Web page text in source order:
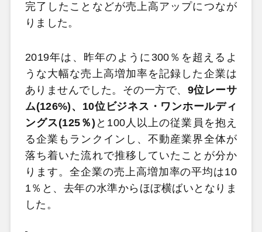
完了したことなどが売上高アップにつなが
りました。
2019年は、昨年のように300％を超えるよ
うな大幅な売上高増加率を記録した企業は
ありませんでした。その一方で、 9位レーサ
ム(126%)、10位ビジネス・ワンホールディ
ングス(125％) と100人以上の従業員を抱え
る企業もランクインし、不動産業界全体が
落ち着いた流れで推移していたことが分か
ります。全企業の売上高増加率の平均は10
1％と、去年の水準からほぼ横ばいとなりま
した。